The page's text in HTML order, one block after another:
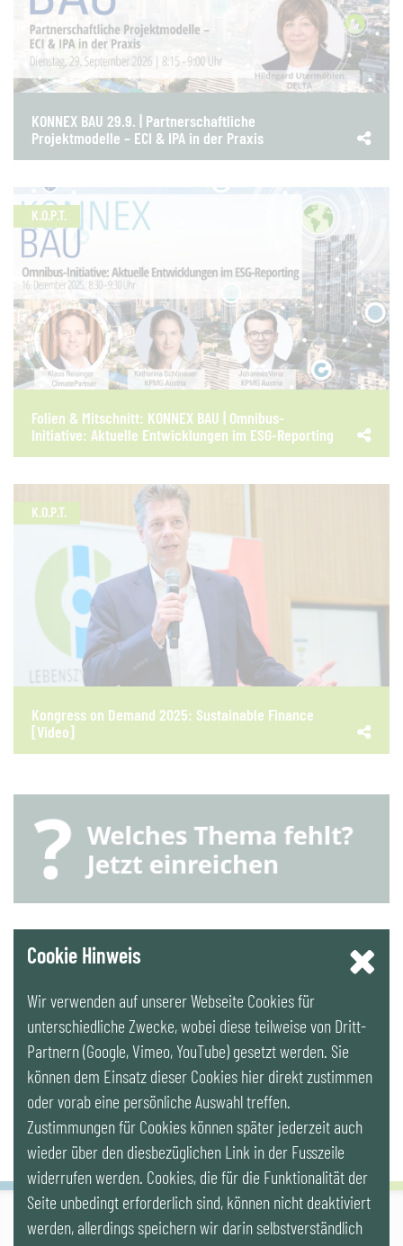
KONNEX BAU 29.9. | Partnerschaftliche
Projektmodelle – ECI & IPA in der Praxis
K.O.P.T.
Folien & Mitschnitt: KONNEX BAU | Omnibus-
Initiative: Aktuelle Entwicklungen im ESG-Reporting
K.O.P.T.
Kongress on Demand 2025: Sustainable Finance
[Video]
YouTube
LinkedIn
Newsletter
IG LEBENSZYKLUS BAU
Cookie Hinweis
Wir verwenden auf unserer Webseite Cookies für
unterschiedliche Zwecke, wobei diese teilweise von Dritt-
Partnern (Google, Vimeo, YouTube) gesetzt werden. Sie
können dem Einsatz dieser Cookies hier direkt zustimmen
oder vorab eine persönliche Auswahl treffen.
Zustimmungen für Cookies können später jederzeit auch
wieder über den diesbezüglichen Link in der Fusszeile
widerrufen werden. Cookies, die für die Funktionalität der
Seite unbedingt erforderlich sind, können nicht deaktiviert
werden, allerdings speichern wir darin selbstverständlich